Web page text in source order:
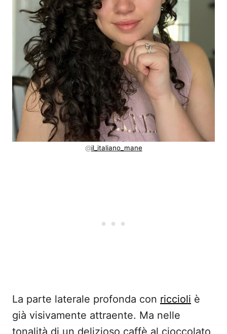
@il_italiano_mane
La parte laterale profonda con riccioli è
già visivamente attraente. Ma nelle